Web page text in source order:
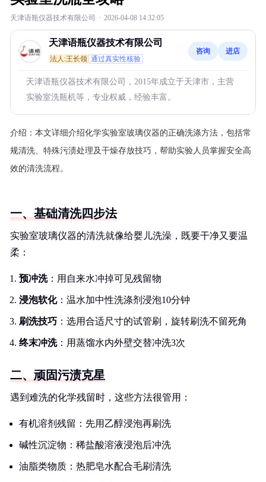
天津语瓶仪器技术有限公司 · 2026-04-08 14:32:05
天津语瓶仪器技术有限公司
法人:王长领 通过真实性核验
咨询 进店
天津语瓶仪器技术有限公司，2015年成立于天津市，主营
实验室洗瓶机等，专业权威，经验丰富。
介绍： 本文详细介绍化学实验室玻璃仪器的正确洗涤方法，包括常
规清洗、特殊污渍处理及干燥存放技巧，帮助实验人员掌握安全高
效的清洗流程。
一、基础清洗四步法
实验室玻璃仪器的清洗就像给婴儿洗澡，既要干净又要温
柔：
预冲洗：用自来水冲掉可见残留物
浸泡软化：温水加中性洗涤剂浸泡10分钟
刷洗技巧 ：选用合适尺寸的试管刷，旋转刷洗不留死角
终末冲洗：用蒸馏水内外壁交替冲洗3次
二、顽固污渍克星
遇到难洗的化学残留时，这些方法很管用：
有机溶剂残留：先用乙醇浸泡再刷洗
碱性沉淀物：稀盐酸溶液浸泡后冲洗
油脂类物质：热肥皂水配合毛刷清洗